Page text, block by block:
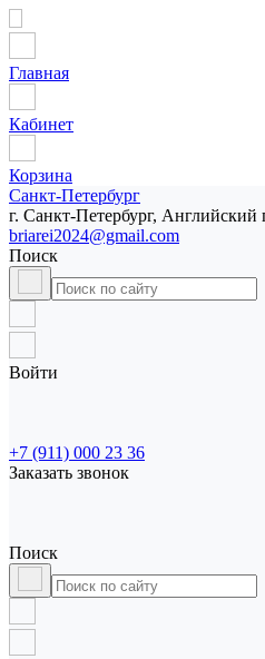
Главная
Кабинет
Корзина
Санкт-Петербург
г. Санкт-Петербург, Английский
briarei2024@gmail.com
Поиск
Войти
+7 (911) 000 23 36
Заказать звонок
Поиск